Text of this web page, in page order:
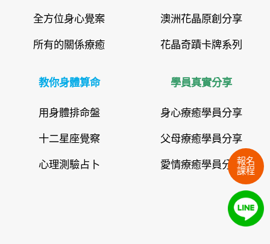
全方位身心覺案
所有的關係療癒
澳洲花晶原創分享
花晶奇蹟卡牌系列
教你身體算命
用身體排命盤
十二星座覺察
心理測驗占卜
學員真實分享
身心療癒學員分享
父母療癒學員分享
愛情療癒學員分享報名
課程